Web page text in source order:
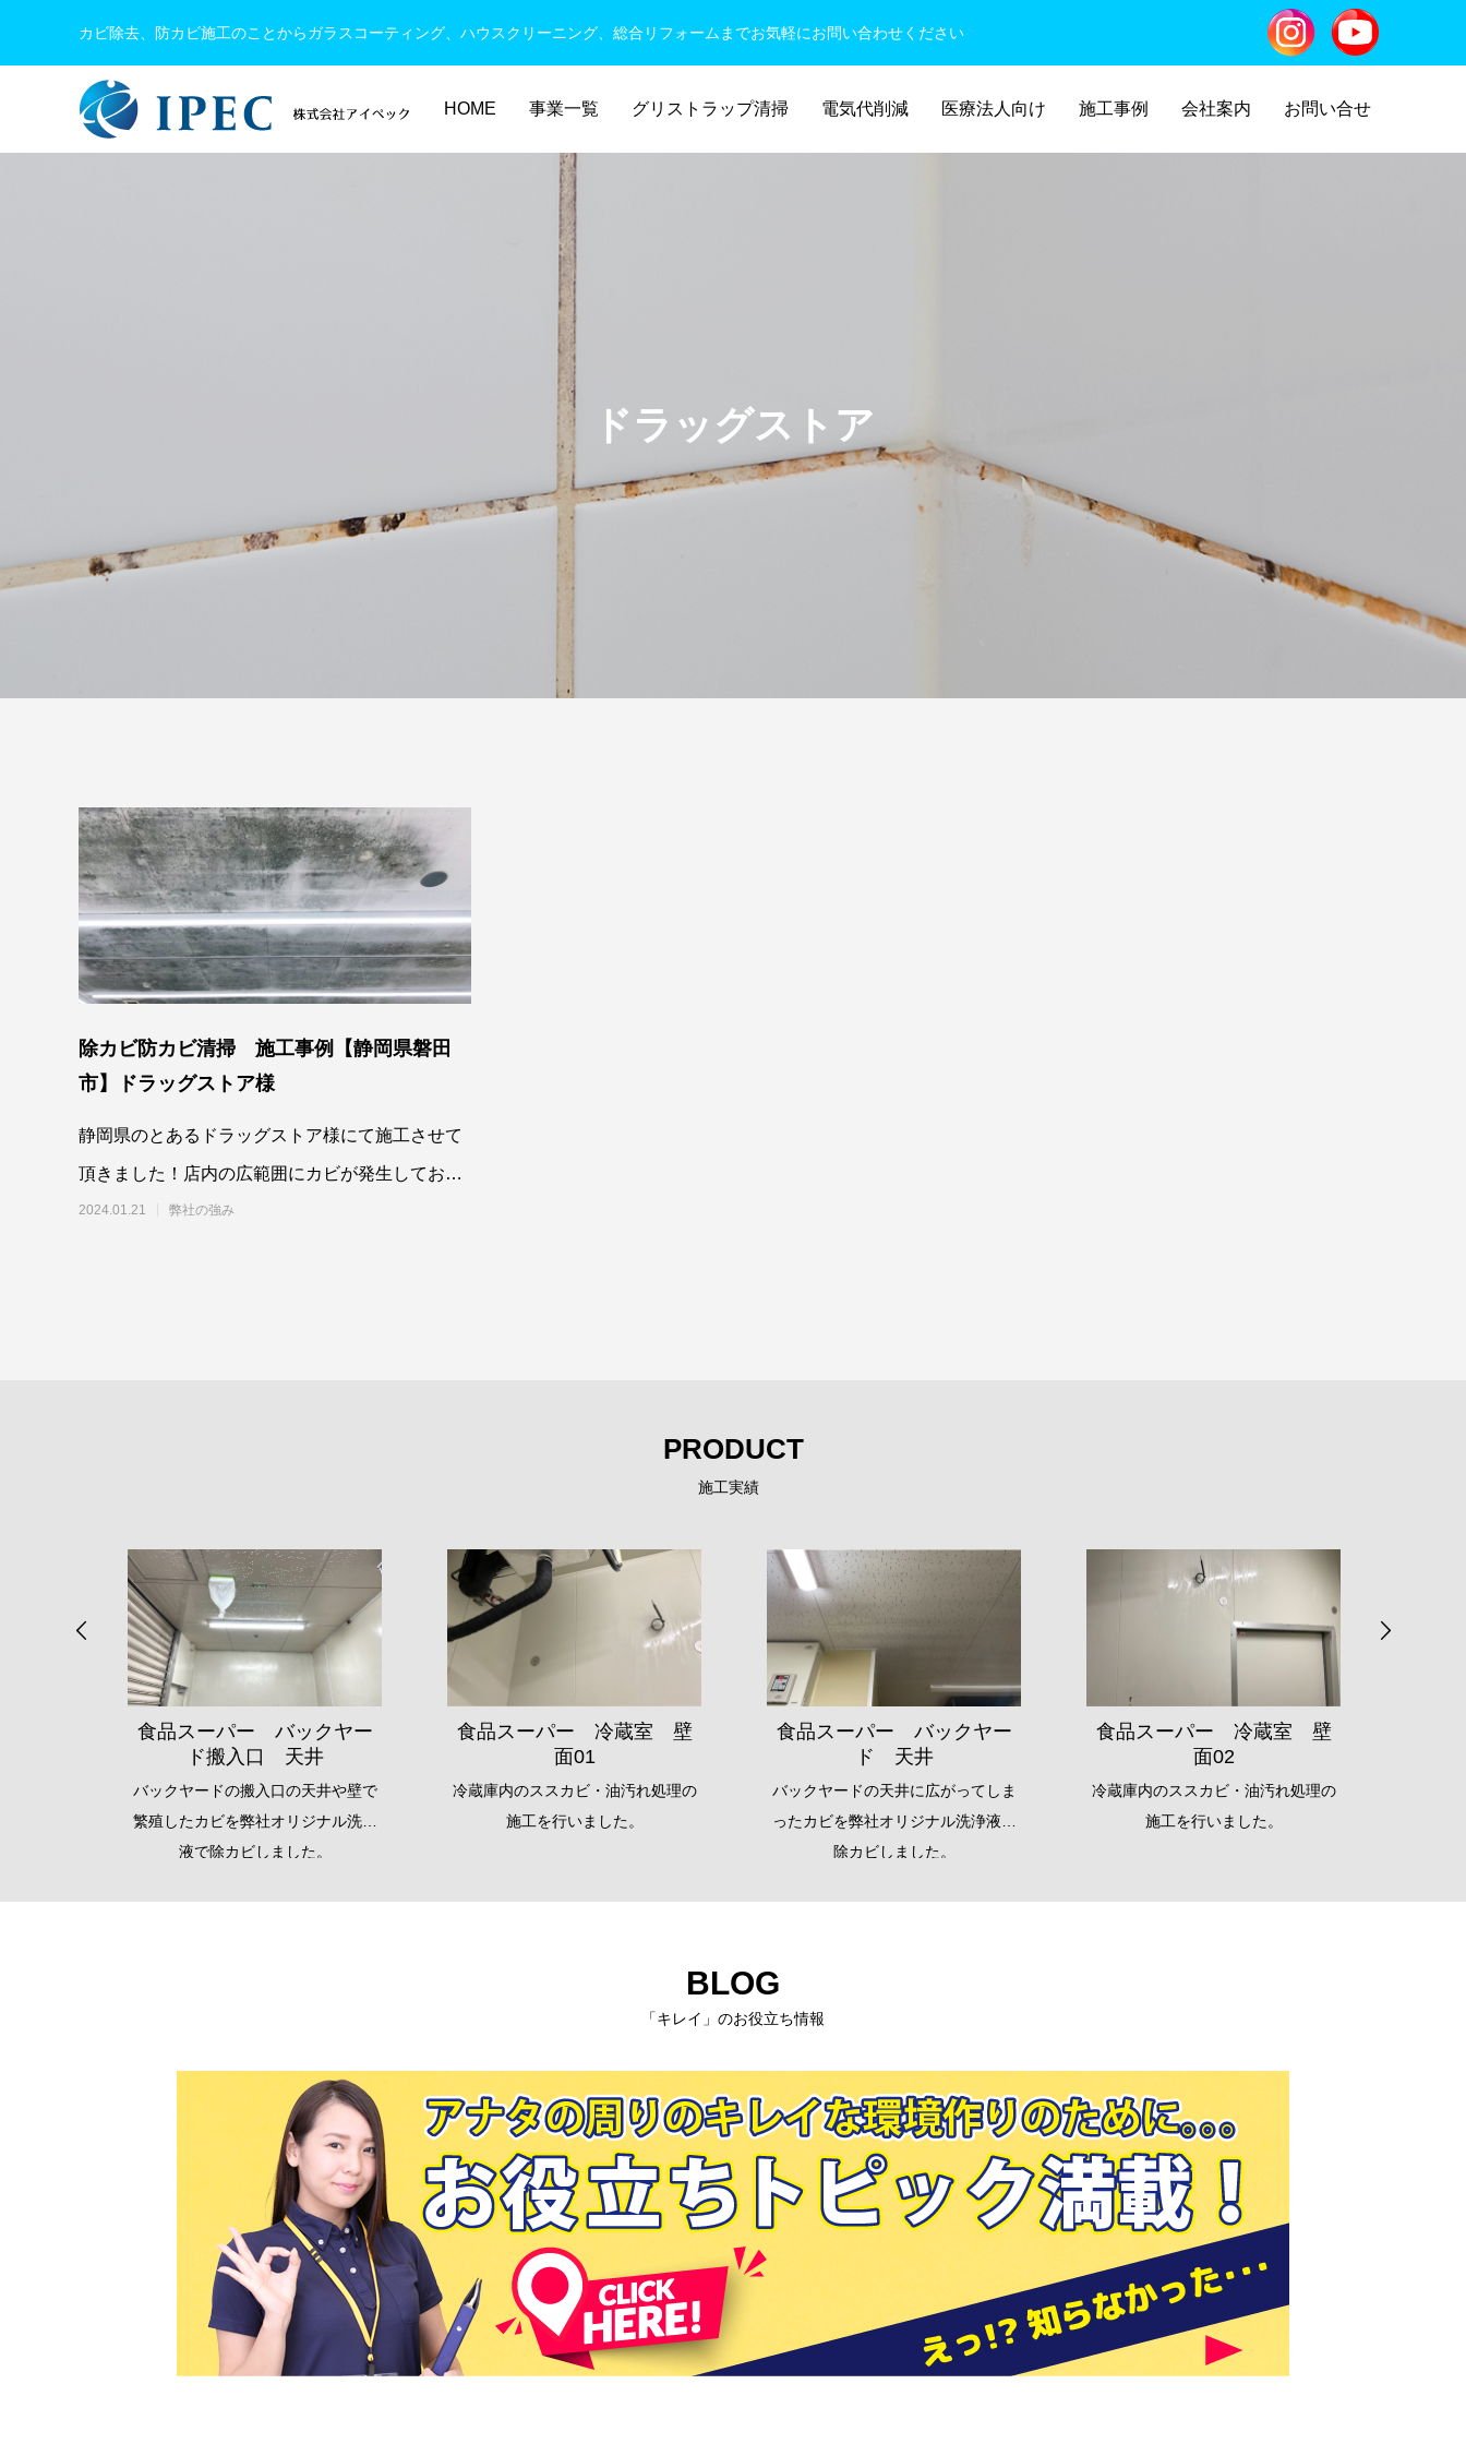
カビ除去、防カビ施工のことからガラスコーティング、ハウスクリーニング、総合リフォームまでお気軽にお問い合わせください
HOME 事業一覧 グリストラップ清掃 電気代削減 医療法人向け 施工事例 会社案内 お問い合せ
ドラッグストア
除カビ防カビ清掃 施工事例【静岡県磐田
市】ドラッグストア様
静岡県のとあるドラッグストア様にて施工させて
頂きました！店内の広範囲にカビが発生しており
ましたが…。一部塗装してある天井素材もご
2024.01.21 弊社の強み
PRODUCT
施工実績
食品スーパー バックヤー
ド搬入口 天井
バックヤードの搬入口の天井や壁で
繁殖したカビを弊社オリジナル洗浄
液で除カビしました。
食品スーパー 冷蔵室 壁
面01
冷蔵庫内のススカビ・油汚れ処理の
施工を行いました。
食品スーパー バックヤー
ド 天井
バックヤードの天井に広がってしま
ったカビを弊社オリジナル洗浄液で
除カビしました。
食品スーパー 冷蔵室 壁
面02
冷蔵庫内のススカビ・油汚れ処理の
施工を行いました。
BLOG
「キレイ」のお役立ち情報